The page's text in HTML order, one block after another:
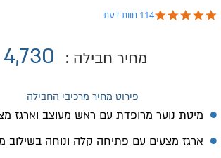
4.8 star rating
114 חוות דעת
מיטת נוער מרופדת עם ראש מעוצב וארגז
ארגז מצעים עם פתיחה קלה ונוחה בשילוב
מחיר חבילה : 4,730
פירוט מחיר מרכיבי החבילה